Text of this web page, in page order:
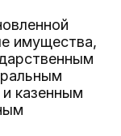
имущества,
казенным